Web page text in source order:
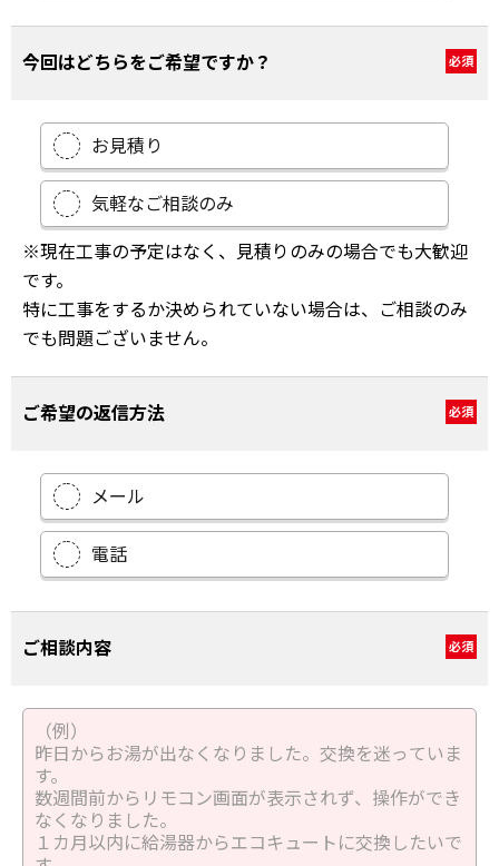
今回はどちらをご希望ですか？ 必須
お見積り
気軽なご相談のみ
※現在工事の予定はなく、見積りのみの場合でも大歓迎
です。
特に工事をするか決められていない場合は、ご相談のみ
でも問題ございません。
ご希望の返信方法 必須
メール
電話
ご相談内容 必須